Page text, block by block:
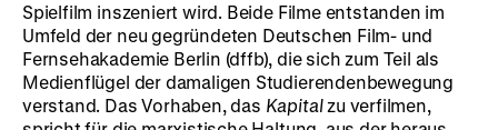
Spielfilm inszeniert wird. Beide Filme entstanden im
Umfeld der neu gegründeten Deutschen Film- und
Fernsehakademie Berlin (dffb), die sich zum Teil als
Medienflügel der damaligen Studierendenbewegung
verstand. Das Vorhaben, das Kapitalzu verfilmen,